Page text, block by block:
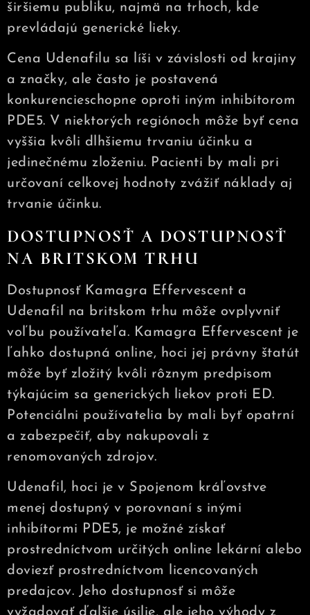
širšiemu publiku, najmä na trhoch, kde
prevládajú generické lieky.
Cena Udenafilu sa líši v závislosti od krajiny
a značky, ale často je postavená
konkurencieschopne oproti iným inhibítorom
PDE5. V niektorých regiónoch môže byť cena
vyššia kvôli dlhšiemu trvaniu účinku a
jedinečnému zloženiu. Pacienti by mali pri
určovaní celkovej hodnoty zvážiť náklady aj
trvanie účinku.
DOSTUPNOSŤ A DOSTUPNOSŤ
NA BRITSKOM TRHU
Dostupnosť Kamagra Effervescent a
Udenafil na britskom trhu môže ovplyvniť
voľbu používateľa. Kamagra Effervescent je
ľahko dostupná online, hoci jej právny štatút
môže byť zložitý kvôli rôznym predpisom
týkajúcim sa generických liekov proti ED.
Potenciálni používatelia by mali byť opatrní
a zabezpečiť, aby nakupovali z
renomovaných zdrojov.
Udenafil, hoci je v Spojenom kráľovstve
menej dostupný v porovnaní s inými
inhibítormi PDE5, je možné získať
prostredníctvom určitých online lekární alebo
doviezť prostredníctvom licencovaných
predajcov. Jeho dostupnosť si môže